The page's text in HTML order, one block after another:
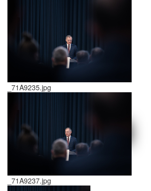
<<
_71A9235.jpg
_71A9237.jpg